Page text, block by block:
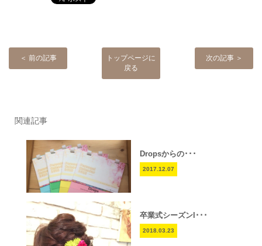
＜ 前の記事
トップページに
戻る
次の記事 ＞
関連記事
Dropsからの･･･
2017.12.07
卒業式シーズンl･･･
2018.03.23